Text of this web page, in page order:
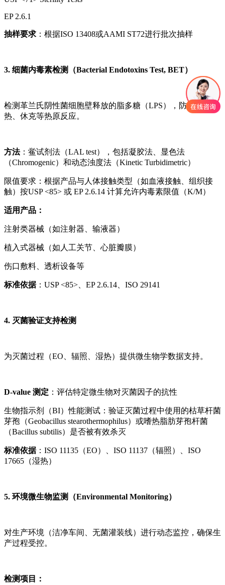
EP 2.6.1
抽样要求 ：根据ISO 13408或AAMI ST72进行批次抽样
3. 细菌内毒素检测（Bacterial Endotoxins Test, BET）
检测革兰氏阴性菌细胞壁释放的脂多糖（LPS），防止引发发
热、休克等热原反应。
方法：鲎试剂法（LAL test），包括凝胶法、显色法
（Chromogenic）和动态浊度法（Kinetic Turbidimetric）
限值要求：根据产品与人体接触类型（如血液接触、组织接
触）按USP <85> 或 EP 2.6.14 计算允许内毒素限值（K/M）
适用产品：
注射类器械（如注射器、输液器）
植入式器械（如人工关节、心脏瓣膜）
伤口敷料、透析设备等
标准依据：USP <85>、EP 2.6.14、ISO 29141
4. 灭菌验证支持检测
为灭菌过程（EO、辐照、湿热）提供微生物学数据支持。
D-value 测定 ：评估特定微生物对灭菌因子的抗性
生物指示剂（BI）性能测试：验证灭菌过程中使用的枯草杆菌
芽孢（Geobacillus stearothermophilus）或嗜热脂肪芽孢杆菌
（Bacillus subtilis）是否被有效杀灭
标准依据：ISO 11135（EO）、ISO 11137（辐照）、ISO
17665（湿热）
5. 环境微生物监测（Environmental Monitoring）
对生产环境（洁净车间、无菌灌装线）进行动态监控，确保生
产过程受控。
检测项目：